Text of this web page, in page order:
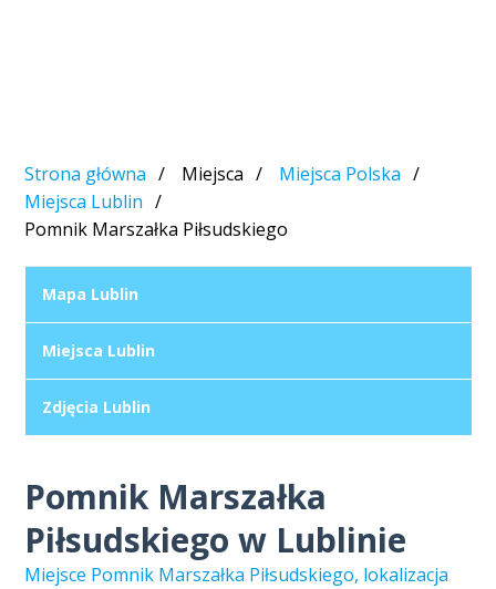
Strona główna Miejsca
Miejsca Polska
Miejsca Lublin
Pomnik Marszałka Piłsudskiego
Mapa Lublin
Miejsca Lublin
Zdjęcia Lublin
Pomnik Marszałka
Piłsudskiego w Lublinie
Miejsce Pomnik Marszałka Piłsudskiego, lokalizacja